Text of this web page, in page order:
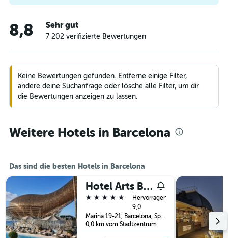
8,8 Sehr gut
7 202 verifizierte Bewertungen
Keine Bewertungen gefunden. Entferne einige Filter,
ändere deine Suchanfrage oder lösche alle Filter, um dir
die Bewertungen anzeigen zu lassen.
Weitere Hotels in Barcelona
Das sind die besten Hotels in Barcelona
Hotel Arts Barcelona
5 Sterne
Hervorragend
9,0
Marina 19-21, Barcelona, Spanien
0,0 km vom Stadtzentrum